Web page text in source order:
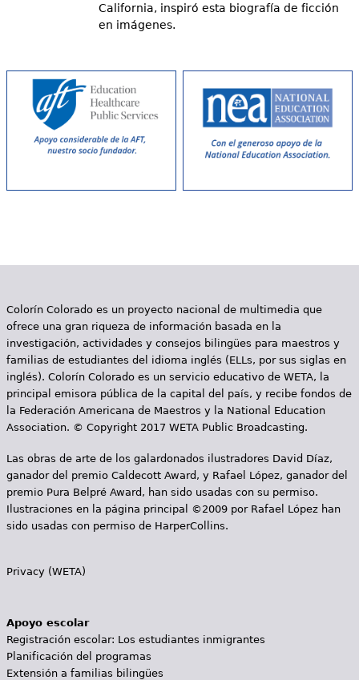
California, inspiró esta biografía de ficción
en imágenes.
Colorín Colorado es un proyecto nacional de multimedia que
ofrece una gran riqueza de información basada en la
investigación, actividades y consejos bilingües para maestros y
familias de estudiantes del idioma inglés (ELLs, por sus siglas en
inglés). Colorín Colorado es un servicio educativo de WETA, la
principal emisora pública de la capital del país, y recibe fondos de
la Federación Americana de Maestros y la National Education
Association. © Copyright 2017 WETA Public Broadcasting.
Las obras de arte de los galardonados ilustradores David Díaz,
ganador del premio Caldecott Award, y Rafael López, ganador del
premio Pura Belpré Award, han sido usadas con su permiso.
Ilustraciones en la página principal ©2009 por Rafael López han
sido usadas con permiso de HarperCollins.
Privacy (WETA)
Apoyo escolar
Registración escolar: Los estudiantes inmigrantes
Planificación del programas
Extensión a familias bilingües